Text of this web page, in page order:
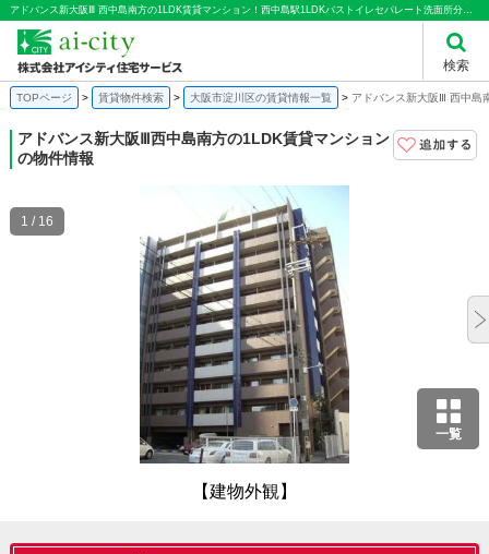
検索
アドバンス新大阪Ⅲ 西中島南方の1LDK賃貸マンション！西中島駅1LDKバストイレセパレート洗面所分譲マンション築浅賃貸｜株式会社アイシティ住宅サービス
TOPページ 賃貸物件検索 大阪市淀川区の賃貸情報一覧 アドバンス新大阪Ⅲ 西中島
アドバンス新大阪Ⅲ西中島南方の1LDK賃貸マンション
の物件情報
一覧
【建物外観】
1 / 16